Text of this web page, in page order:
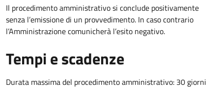
Il procedimento amministrativo si conclude positivamente
senza l’emissione di un provvedimento. In caso contrario
l’Amministrazione comunicherà l’esito negativo.
Tempi e scadenze
Durata massima del procedimento amministrativo: 30 giorni